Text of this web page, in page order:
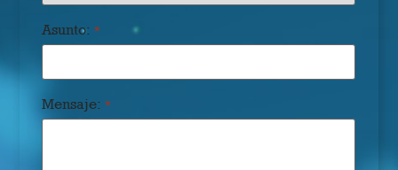
Asunto: *
Mensaje: *